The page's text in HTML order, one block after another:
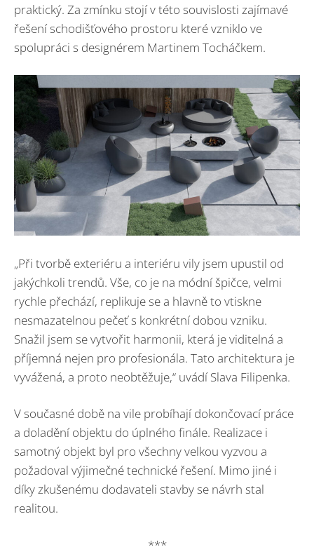
praktický. Za zmínku stojí v této souvislosti zajímavé
řešení schodišťového prostoru které vzniklo ve
spolupráci s designérem Martinem Tocháčkem.
„Při tvorbě exteriéru a interiéru vily jsem upustil od
jakýchkoli trendů. Vše, co je na módní špičce, velmi
rychle přechází, replikuje se a hlavně to vtiskne
nesmazatelnou pečeť s konkrétní dobou vzniku.
Snažil jsem se vytvořit harmonii, která je viditelná a
příjemná nejen pro profesionála. Tato architektura je
vyvážená, a proto neobtěžuje,“ uvádí Slava Filipenka.
V současné době na vile probíhají dokončovací práce
a doladění objektu do úplného finále. Realizace i
samotný objekt byl pro všechny velkou vyzvou a
požadoval výjimečné technické řešení. Mimo jiné i
díky zkušenému dodavateli stavby se návrh stal
realitou.
***